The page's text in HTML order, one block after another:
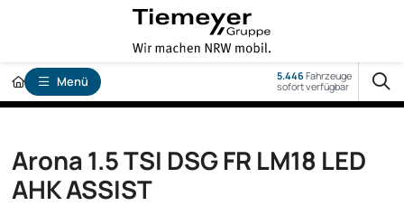
Menü 5.446Fahrzeuge
sofort verfügbar
Arona 1.5 TSI DSG FR LM18 LED
AHK ASSIST